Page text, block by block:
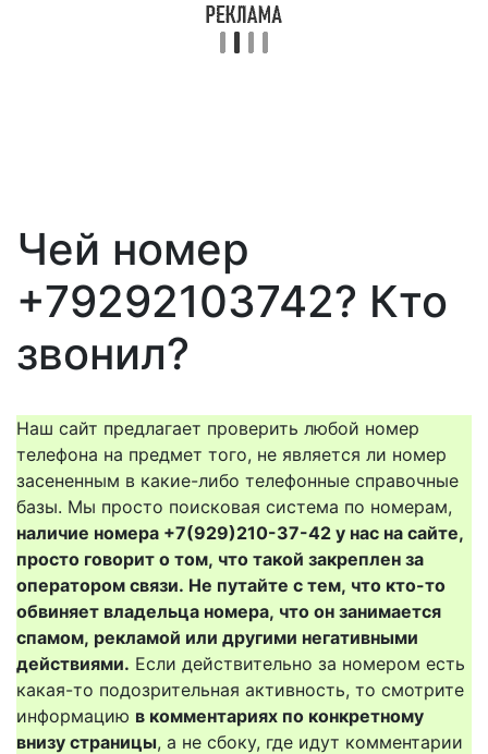
Чей номер
+79292103742? Кто
звонил?
Наш сайт предлагает проверить любой номер
телефона на предмет того, не является ли номер
засененным в какие-либо телефонные справочные
базы. Мы просто поисковая система по номерам,
наличие номера +7(929)210-37-42 у нас на сайте,
просто говорит о том, что такой закреплен за
оператором связи. Не путайте с тем, что кто-то
обвиняет владельца номера, что он занимается
спамом, рекламой или другими негативными
действиями. Если действительно за номером есть
какая-то подозрительная активность, то смотрите
информацию в комментариях по конкретному
внизу страницы, а не сбоку, где идут комментарии